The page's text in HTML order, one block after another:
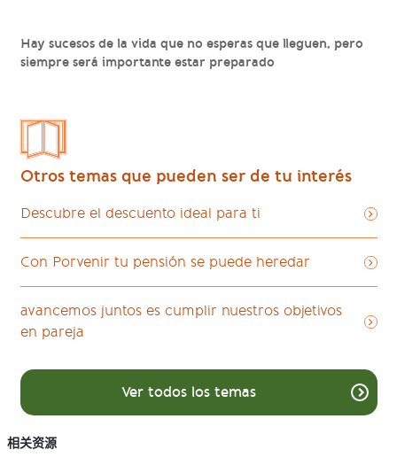
Hay sucesos de la vida que no esperas que lleguen, pero
siempre será importante estar preparado
Otros temas que pueden ser de tu interés
Descubre el descuento ideal para ti
Con Porvenir tu pensión se puede heredar
avancemos juntos es cumplir nuestros objetivos
en pareja
Ver todos los temas
相关资源